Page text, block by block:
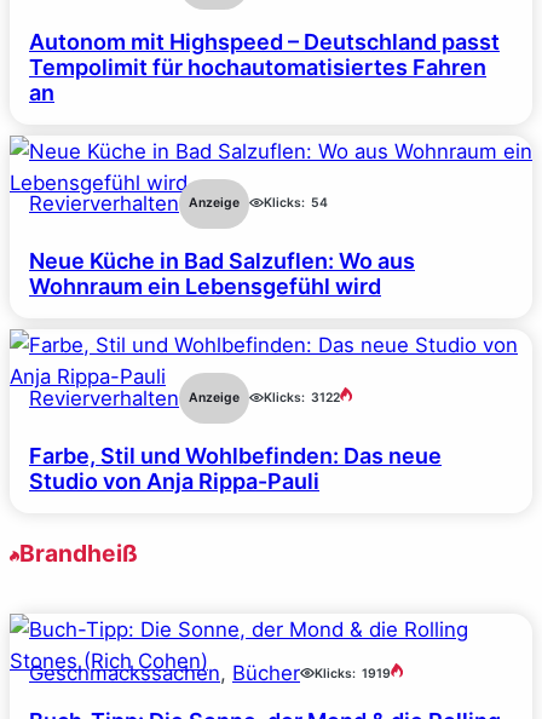
Autonom mit Highspeed – Deutschland passt
Tempolimit für hochautomatisiertes Fahren
an
Revierverhalten Anzeige Klicks: 54
Neue Küche in Bad Salzuflen: Wo aus
Wohnraum ein Lebensgefühl wird
Revierverhalten Anzeige Klicks: 3122
Farbe, Stil und Wohlbefinden: Das neue
Studio von Anja Rippa-Pauli
Brandheiß
Geschmackssachen, Bücher Klicks: 1919